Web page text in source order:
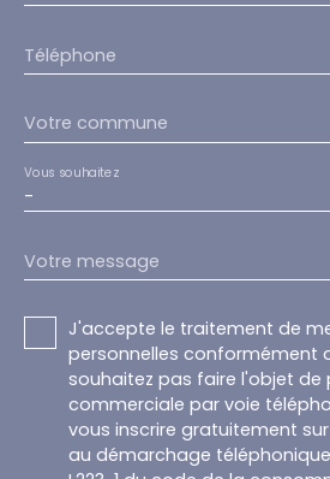
Téléphone
Votre commune
-
Vous souhaitez
Votre message
J'accepte le traitement de
personnelles conformément
souhaitez pas faire l'objet de
commerciale par voie
vous inscrire gratuitement
au démarchage